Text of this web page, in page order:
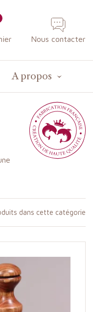
Nous contacter
A propos
dans cette catégorie